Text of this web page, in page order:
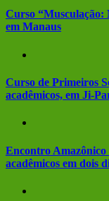
Curso “Musculação:
em Manaus
Curso de Primeiros
acadêmicos, em Ji-
Encontro Amazônico
acadêmicos em dois